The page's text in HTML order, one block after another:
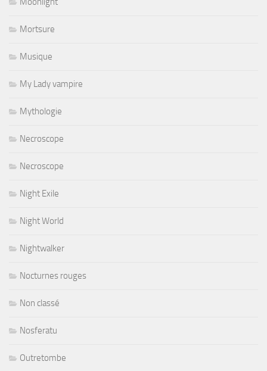
Mortsure
Musique
My Lady vampire
Mythologie
Necroscope
Necroscope
Night Exile
Night World
Nightwalker
Nocturnes rouges
Non classé
Nosferatu
Outretombe